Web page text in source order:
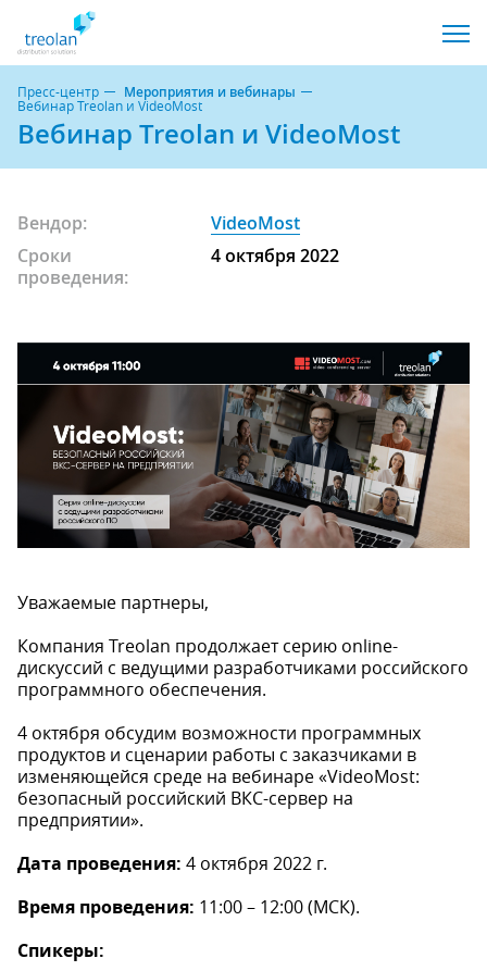
Пресс-центр Мероприятия и вебинары
Вебинар Treolan и VideoMost
Вебинар Treolan и VideoMost
Вендор:
VideoMost
Сроки
проведения:
4 октября 2022
Уважаемые партнеры,
Компания Treolan продолжает серию online-
дискуссий с ведущими разработчиками российского
программного обеспечения.
4 октября обсудим возможности программных
продуктов и сценарии работы с заказчиками в
изменяющейся среде на вебинаре «VideoMost:
безопасный российский ВКС-сервер на
предприятии».
Дата проведения: 4 октября 2022 г.
Время проведения: 11:00 – 12:00 (МСК).
Спикеры: